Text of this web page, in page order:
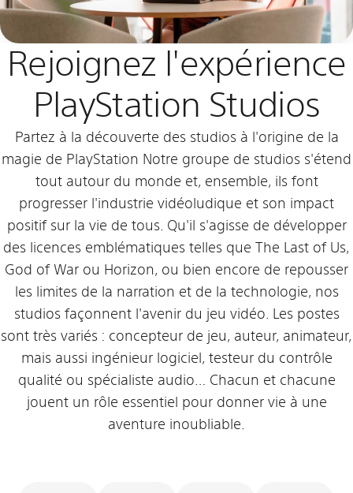
Rejoignez l'expérience
PlayStation Studios
Partez à la découverte des studios à l'origine de la
magie de PlayStation Notre groupe de studios s'étend
tout autour du monde et, ensemble, ils font
progresser l'industrie vidéoludique et son impact
positif sur la vie de tous. Qu'il s'agisse de développer
des licences emblématiques telles que The Last of Us,
God of War ou Horizon, ou bien encore de repousser
les limites de la narration et de la technologie, nos
studios façonnent l'avenir du jeu vidéo. Les postes
sont très variés : concepteur de jeu, auteur, animateur,
mais aussi ingénieur logiciel, testeur du contrôle
qualité ou spécialiste audio… Chacun et chacune
jouent un rôle essentiel pour donner vie à une
aventure inoubliable.